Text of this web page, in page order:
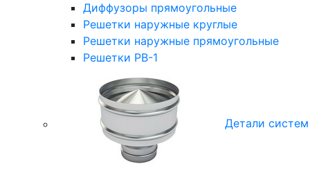
Диффузоры прямоугольные
Решетки наружные круглые
Решетки наружные прямоугольные
Решетки РВ-1
Детали систем